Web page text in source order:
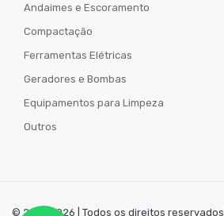
Andaimes e Escoramento
Compactação
Ferramentas Elétricas
Geradores e Bombas
Equipamentos para Limpeza
Outros
© 2019-2026 | Todos os direitos reservados